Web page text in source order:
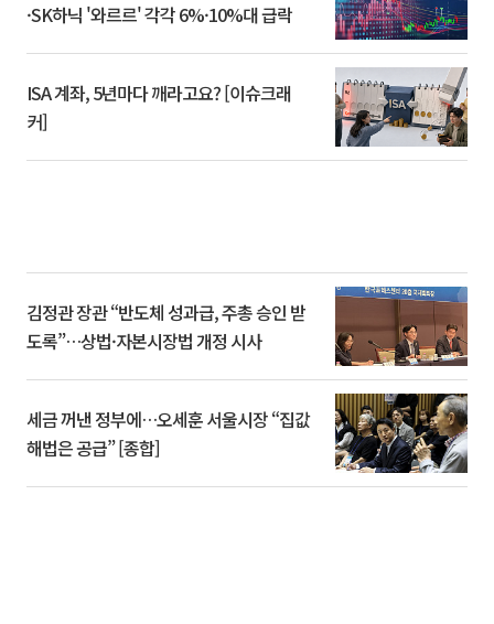
·SK하닉 '와르르' 각각 6%·10%대 급락
ISA 계좌, 5년마다 깨라고요? [이슈크래
커]
김정관 장관 “반도체 성과급, 주총 승인 받
도록”…상법·자본시장법 개정 시사
세금 꺼낸 정부에…오세훈 서울시장 “집값
해법은 공급” [종합]